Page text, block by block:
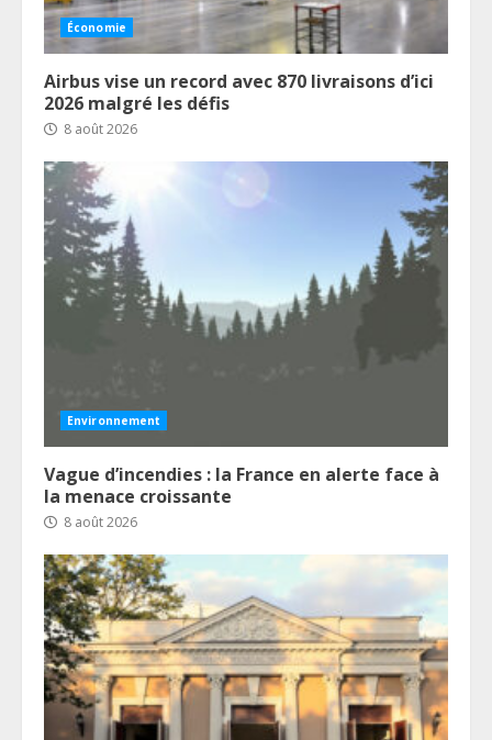
Économie
Airbus vise un record avec 870 livraisons d’ici
2026 malgré les défis
8 août 2026
Environnement
Vague d’incendies : la France en alerte face à
la menace croissante
8 août 2026